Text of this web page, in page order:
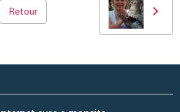
Retour